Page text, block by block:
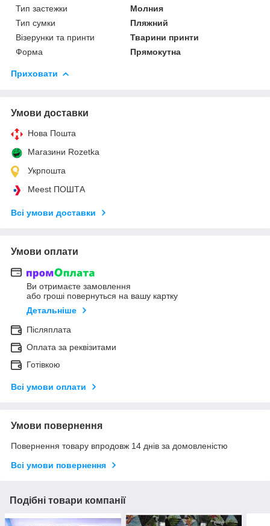
Тип застежки
Молния
Тип сумки
Пляжний
Візерунки та принти
Тварини принти
Форма
Прямокутна
Приховати
Умови доставки
Нова Пошта
Магазини Rozetka
Укрпошта
Meest ПОШТА
Всі умови доставки
Умови оплати
Ви отримаєте замовлення
або гроші повернуться на вашу картку
Детальніше
Післяплата
Оплата за реквізитами
Готівкою
Всі умови оплати
Умови повернення
Повернення товару впродовж 14 днів за домовленістю
Всі умови повернення
Подібні товари компанії